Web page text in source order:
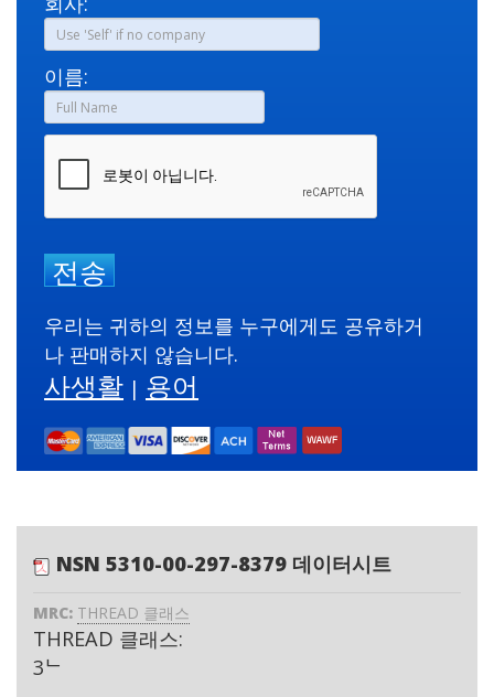
이름:
전송
우리는 귀하의 정보를 누구에게도 공유하거
나 판매하지 않습니다.
사생활 | 용어
NSN 5310-00-297-8379 데이터시트
MRC: THREAD 클래스
THREAD 클래스:
3ᄂ